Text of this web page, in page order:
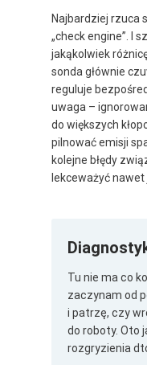
Najbardziej rzuca
„check engine”. I
jakąkolwiek
sonda głównie
reguluje
uwaga –
do większych
pilnować emisji
kolejne błędy
lekceważyć
Tu nie ma co
zaczynam od
i patrzę, czy
do roboty. Oto
rozgryzienia